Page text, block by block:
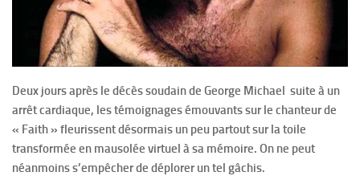
Deux jours après le décès soudain de George Michael suite à un
arrêt cardiaque, les témoignages émouvants sur le chanteur de
« Faith » fleurissent désormais un peu partout sur la toile
transformée en mausolée virtuel à sa mémoire. On ne peut
néanmoins s’empêcher de déplorer un tel gâchis.